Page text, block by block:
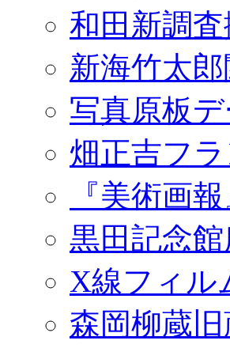
和田新調
新海竹太
写真原板
畑正吉フ
『美術画
黒田記念
X線フィル
森岡柳蔵